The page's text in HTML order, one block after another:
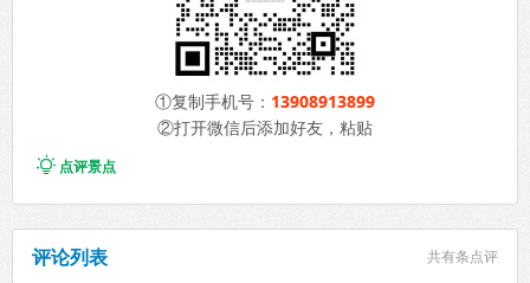
①复制手机号： 13908913899
②打开微信后添加好友，粘贴
点评景点
评论列表 共有条点评